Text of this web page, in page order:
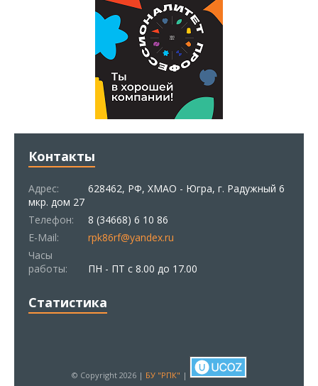
Контакты
Адрес:
628462, РФ, ХМАО - Югра, г. Радужный 6
мкр. дом 27
Телефон:
8 (34668) 6 10 86
E-Mail:
rpk86rf@yandex.ru
Часы
работы:
ПН - ПТ с 8.00 до 17.00
Статистика
© Copyright 2026 | БУ "РПК" |